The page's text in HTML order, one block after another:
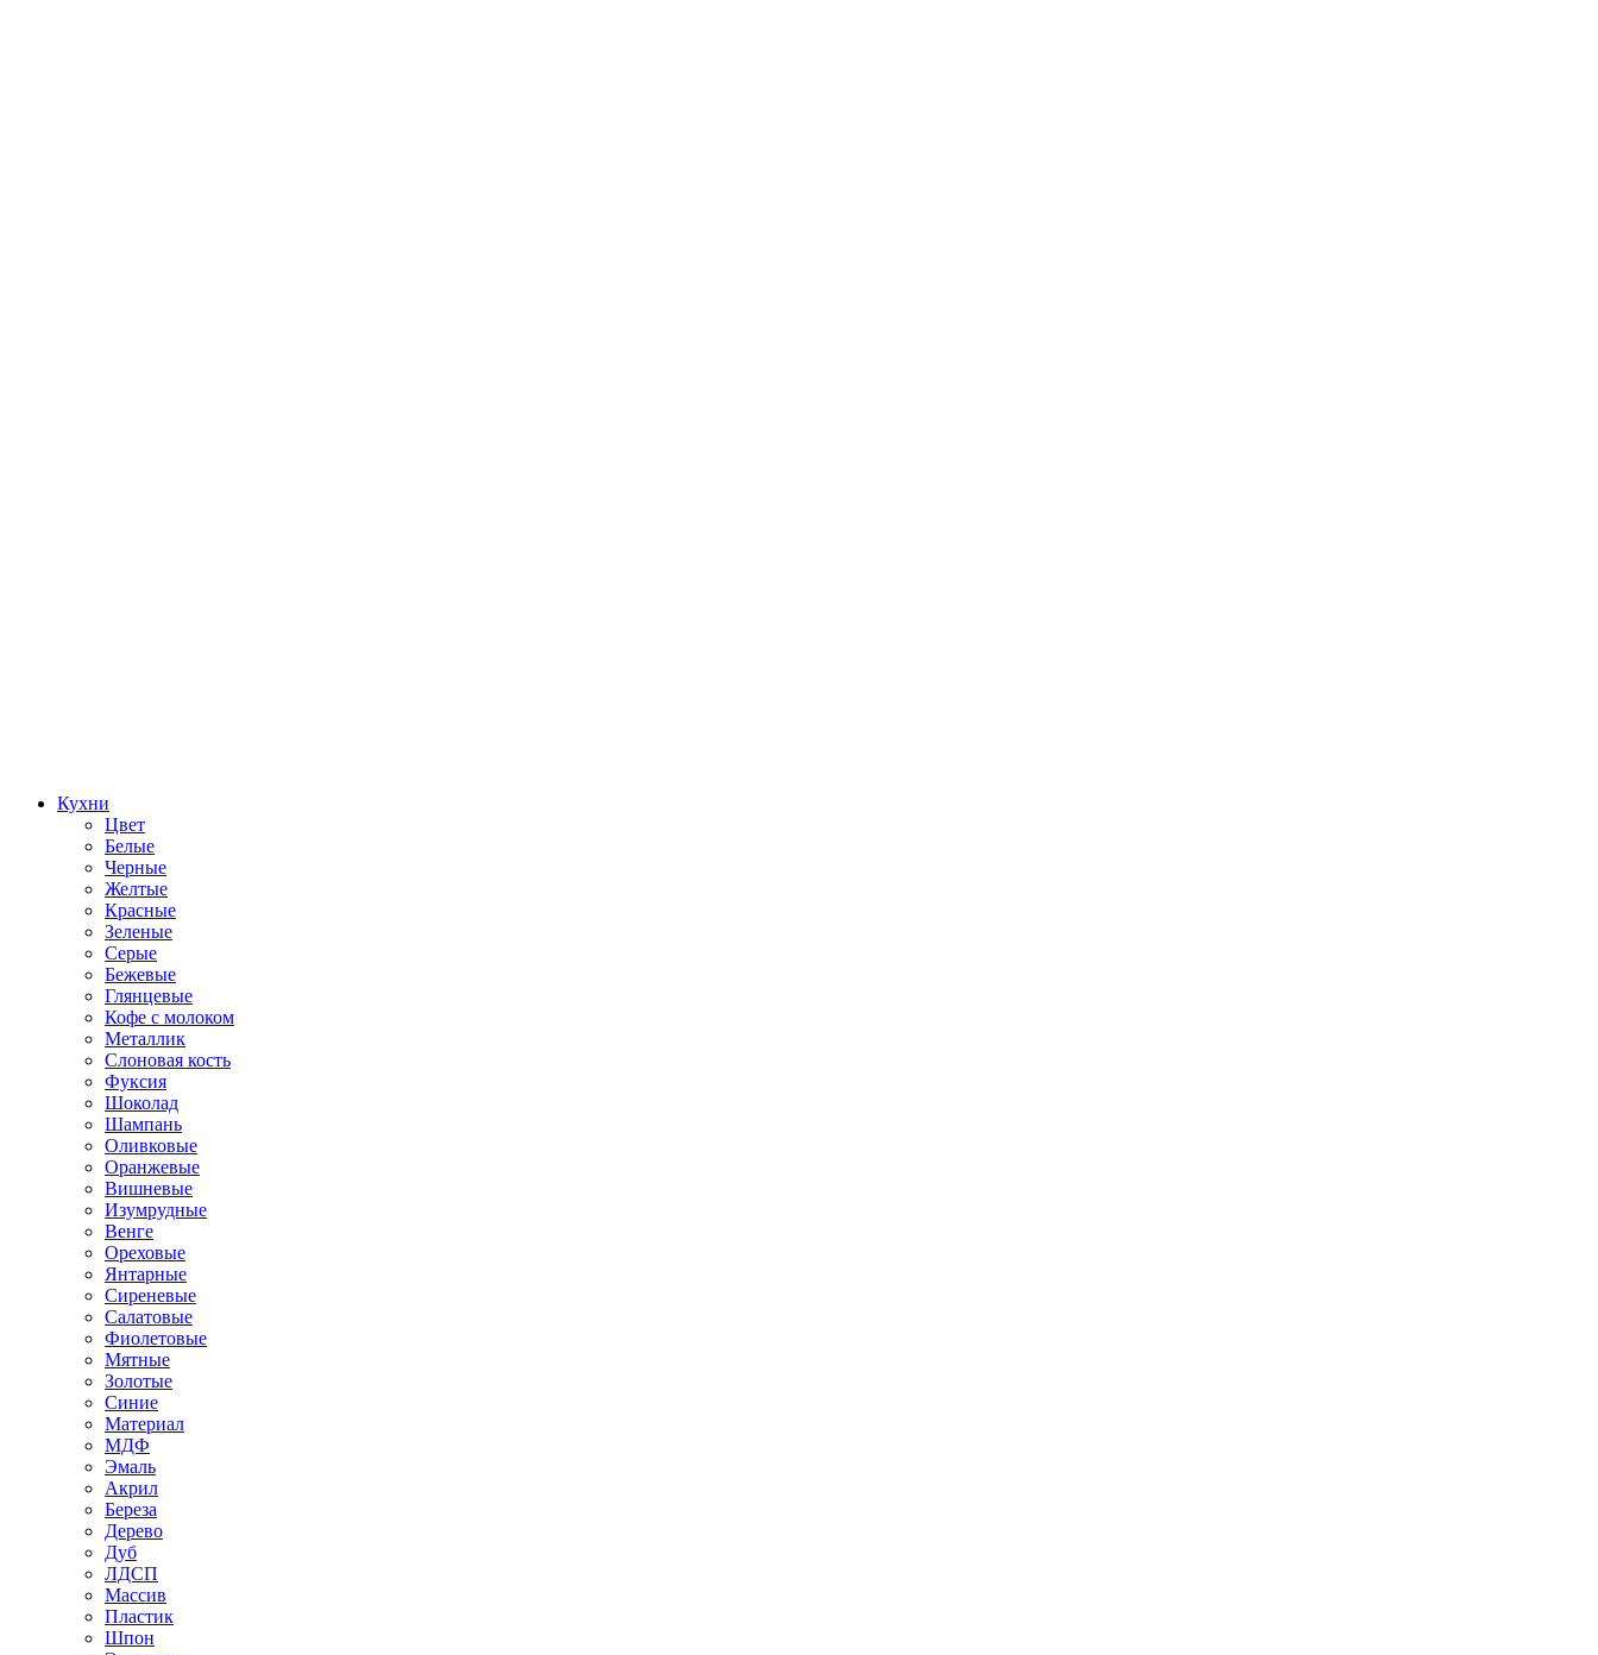
Кухни
Цвет
Белые
Черные
Желтые
Красные
Зеленые
Серые
Бежевые
Глянцевые
Кофе с молоком
Металлик
Слоновая кость
Фуксия
Шоколад
Шампань
Оливковые
Оранжевые
Вишневые
Изумрудные
Венге
Ореховые
Янтарные
Сиреневые
Салатовые
Фиолетовые
Мятные
Золотые
Синие
Материал
МДФ
Эмаль
Акрил
Береза
Дерево
Дуб
ЛДСП
Массив
Пластик
Шпон